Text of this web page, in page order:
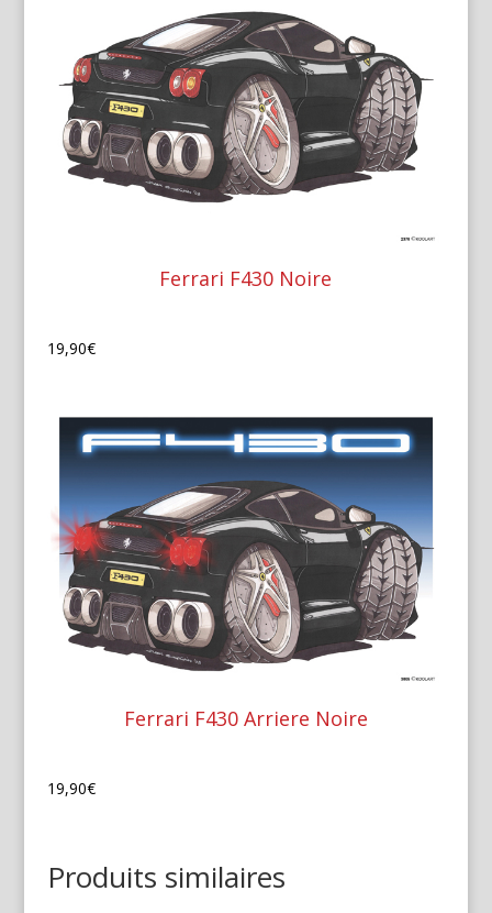
Ferrari F430 Noire
19,90€
Ferrari F430 Arriere Noire
19,90€
Produits similaires